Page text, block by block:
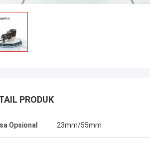
PRODUK
Opsional 23mm/55mm